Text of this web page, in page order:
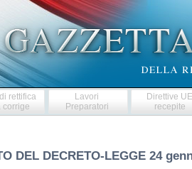
rettifica
corrige
Lavori
Preparatori
Direttive
recepite
DEL DECRETO-LEGGE 24